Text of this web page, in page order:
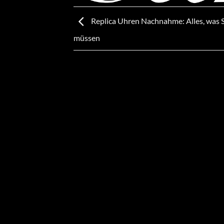
Replica Uhren Nachnahme: Alles, was
müssen